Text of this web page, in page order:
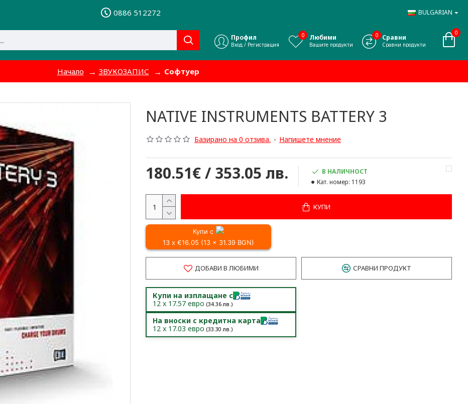
0886 512272 BULGARIAN
Профил
Вход / Регистрация
Любими
Вашите продукти
0 Сравни
Сравни продукти
0 0
Начало ЗВУКОЗАПИС Софтуер
NATIVE INSTRUMENTS BATTERY 3
Базирано на 0 отзива. - Напишете мнение
180.51€ / 353.05 лв.
В НАЛИЧНОСТ
Кат. номер: 1193
КУПИ
Купи с
13 x €16.05 (13 x 31.39 BGN)
ДОБАВИ В ЛЮБИМИ СРАВНИ ПРОДУКТ
Купи на изплащане с
12 x 17.57 евро (34.36лв.)
На вноски с кредитна карта
12 x 17.03 евро (33.30 лв.)